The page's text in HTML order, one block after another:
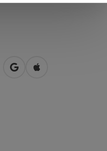
open in Google Maps
Open in Apple
menu